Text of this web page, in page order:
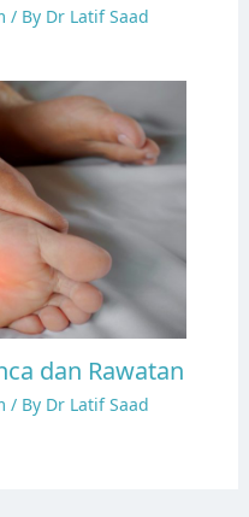
/ By Dr Latif Saad
dan Rawatan
/ By Dr Latif Saad